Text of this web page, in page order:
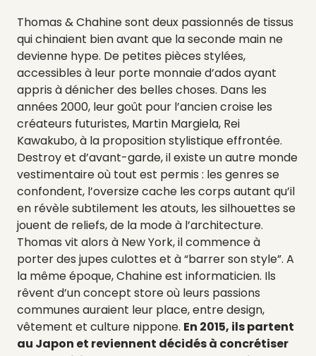
Thomas & Chahine sont deux passionnés de tissus
qui chinaient bien avant que la seconde main ne
devienne hype. De petites pièces stylées,
accessibles à leur porte monnaie d’ados ayant
appris à dénicher des belles choses. Dans les
années 2000, leur goût pour l’ancien croise les
créateurs futuristes, Martin Margiela, Rei
Kawakubo, à la proposition stylistique effrontée.
Destroy et d’avant-garde, il existe un autre monde
vestimentaire où tout est permis : les genres se
confondent, l’oversize cache les corps autant qu’il
en révèle subtilement les atouts, les silhouettes se
jouent de reliefs, de la mode à l’architecture.
Thomas vit alors à New York, il commence à
porter des jupes culottes et à “barrer son style”. A
la même époque, Chahine est informaticien. Ils
rêvent d’un concept store où leurs passions
communes auraient leur place, entre design,
vêtement et culture nippone. En 2015, ils partent
au Japon et reviennent décidés à concrétiser